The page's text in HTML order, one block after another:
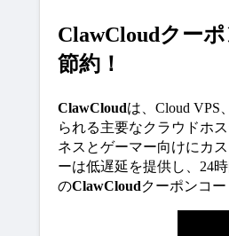
ClawCloudクー
節約！
ClawCloudは、Cloud VPS
られる主要なクラウドホ
ネスとゲーマー向けにカ
ーは低遅延を提供し、24
のClawCloudクーポンコ